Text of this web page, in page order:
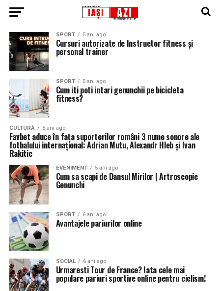
SPORT 5 ani ago
Cursuri autorizate de Instructor fitness și
personal trainer
SPORT 5 ani ago
Cum iti poti intari genunchii pe bicicleta
fitness?
CULTURĂ 5 ani ago
Favbet aduce în fața suporterilor români 3 nume sonore ale
fotbalului internațional: Adrian Mutu, Alexandr Hleb și Ivan
Rakitic
EVENIMENT 5 ani ago
Cum sa scapi de Dansul Mirilor | Artroscopie
Genunchi
SPORT 6 ani ago
Avantajele pariurilor online
SOCIAL 6 ani ago
Urmaresti Tour de France? Iata cele mai
populare pariuri sportive online pentru ciclism!